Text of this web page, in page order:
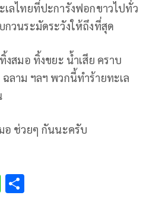
เลไทยที่ปะการังฟอกขาวไปทั่ว
วนระมัดระวังให้ถึงที่สุด
สมอ ทิ้งขยะ น้ำเสีย คราบ
ลาม ฯลฯ พวกนี้ทำร้ายทะเล
อ ช่วยๆ กันนะครับ
Li